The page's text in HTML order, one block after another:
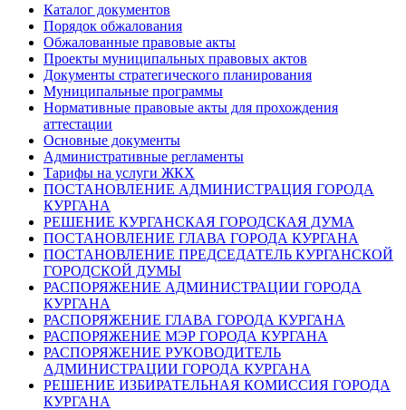
Каталог документов
Порядок обжалования
Обжалованные правовые акты
Проекты муниципальных правовых актов
Документы стратегического планирования
Муниципальные программы
Нормативные правовые акты для прохождения
аттестации
Основные документы
Административные регламенты
Тарифы на услуги ЖКХ
ПОСТАНОВЛЕНИЕ АДМИНИСТРАЦИЯ ГОРОДА
КУРГАНА
РЕШЕНИЕ КУРГАНСКАЯ ГОРОДСКАЯ ДУМА
ПОСТАНОВЛЕНИЕ ГЛАВА ГОРОДА КУРГАНА
ПОСТАНОВЛЕНИЕ ПРЕДСЕДАТЕЛЬ КУРГАНСКОЙ
ГОРОДСКОЙ ДУМЫ
РАСПОРЯЖЕНИЕ АДМИНИСТРАЦИИ ГОРОДА
КУРГАНА
РАСПОРЯЖЕНИЕ ГЛАВА ГОРОДА КУРГАНА
РАСПОРЯЖЕНИЕ МЭР ГОРОДА КУРГАНА
РАСПОРЯЖЕНИЕ РУКОВОДИТЕЛЬ
АДМИНИСТРАЦИИ ГОРОДА КУРГАНА
РЕШЕНИЕ ИЗБИРАТЕЛЬНАЯ КОМИССИЯ ГОРОДА
КУРГАНА